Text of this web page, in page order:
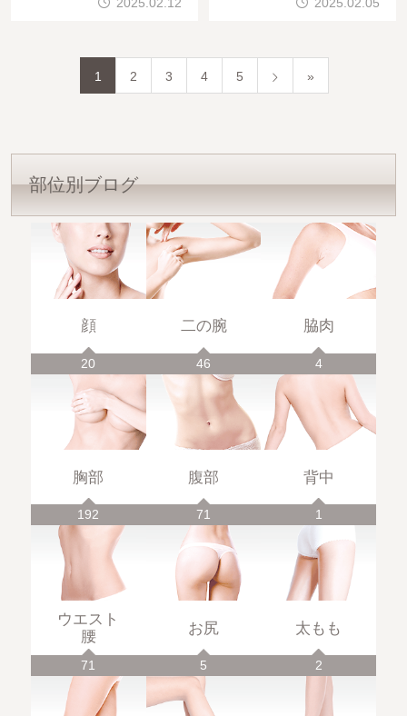
性」の術後の経過をご紹介
性」の術後の経過をご紹介
1 2 3 4 5 »
部位別ブログ
顔
20
二の腕
46
脇肉
4
胸部
192
腹部
71
背中
1
ウエスト
腰
71
お尻
5
太もも
2